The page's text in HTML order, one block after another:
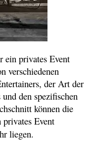
ein privates Event
verschiedenen
der Art der
den spezifischen
können die
Event
liegen.